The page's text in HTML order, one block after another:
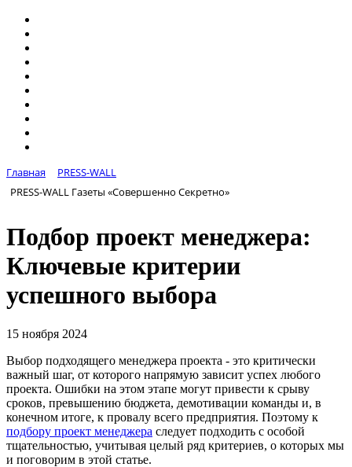
Главная
PRESS-WALL
PRESS-WALL Газеты «Совершенно Секретно»
Подбор проект менеджера:
Ключевые критерии
успешного выбора
15 ноября 2024
Выбор подходящего менеджера проекта - это критически
важный шаг, от которого напрямую зависит успех любого
проекта. Ошибки на этом этапе могут привести к срыву
сроков, превышению бюджета, демотивации команды и, в
конечном итоге, к провалу всего предприятия. Поэтому к
подбору проект менеджера следует подходить с особой
тщательностью, учитывая целый ряд критериев, о которых мы
и поговорим в этой статье.